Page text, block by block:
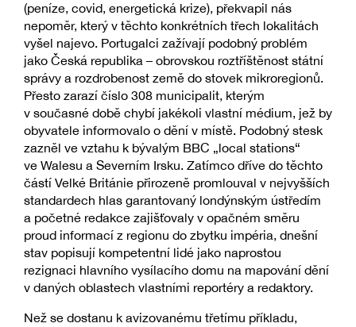
(peníze, covid, energetická krize), překvapil nás
nepoměr, který v těchto konkrétních třech lokalitách
vyšel najevo. Portugalci zažívají podobný problém
jako Česká republika – obrovskou roztříštěnost státní
správy a rozdrobenost země do stovek mikroregionů.
Přesto zarazí číslo 308 municipalit, kterým
v současné době chybí jakékoli vlastní médium, jež by
obyvatele informovalo o dění v místě. Podobný stesk
zazněl ve vztahu k bývalým BBC „local stations“
ve Walesu a Severním Irsku. Zatímco dříve do těchto
částí Velké Británie přirozeně promlouval v nejvyšších
standardech hlas garantovaný londýnským ústředím
a početné redakce zajišťovaly v opačném směru
proud informací z regionu do zbytku impéria, dnešní
stav popisují kompetentní lidé jako naprostou
rezignaci hlavního vysílacího domu na mapování dění
v daných oblastech vlastními reportéry a redaktory.
Než se dostanu k avizovanému třetímu příkladu,